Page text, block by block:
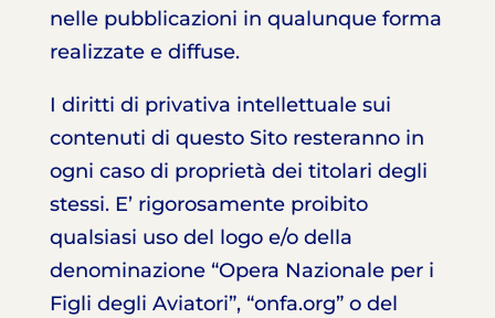
nelle pubblicazioni in qualunque forma
realizzate e diffuse.
I diritti di privativa intellettuale sui
contenuti di questo Sito resteranno in
ogni caso di proprietà dei titolari degli
stessi. E’ rigorosamente proibito
qualsiasi uso del logo e/o della
denominazione “Opera Nazionale per i
Figli degli Aviatori”, “onfa.org” o del